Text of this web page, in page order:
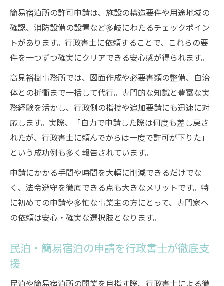
簡易宿泊所の許可申請は、施設の構造要件や用途地域の
確認、消防設備の設置など多岐にわたるチェックポイン
トがあります。行政書士に依頼することで、これらの要
件を一つずつ確実にクリアできる安心感が得られます。
高見裕樹事務所では、図面作成や必要書類の整備、自治
体との折衝まで一括して代行。専門的な知識と豊富な実
務経験を活かし、行政側の指摘や追加要請にも迅速に対
応します。実際、「自力で申請した際は何度も差し戻さ
れたが、行政書士に頼んでからは一度で許可が下りた」
という成功例も多く報告されています。
申請にかかる手間や時間を大幅に削減できるだけでな
く、法令遵守を徹底できる点も大きなメリットです。特
に初めての申請や多忙な事業主の方にとって、専門家へ
の依頼は安心・確実な選択肢となります。
民泊・簡易宿泊の申請を行政書士が徹底支
援
民泊や簡易宿泊所の開業を目指す際、行政書士による徹